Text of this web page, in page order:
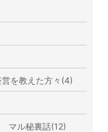
を教えた方々(4)
マル秘裏話(12)